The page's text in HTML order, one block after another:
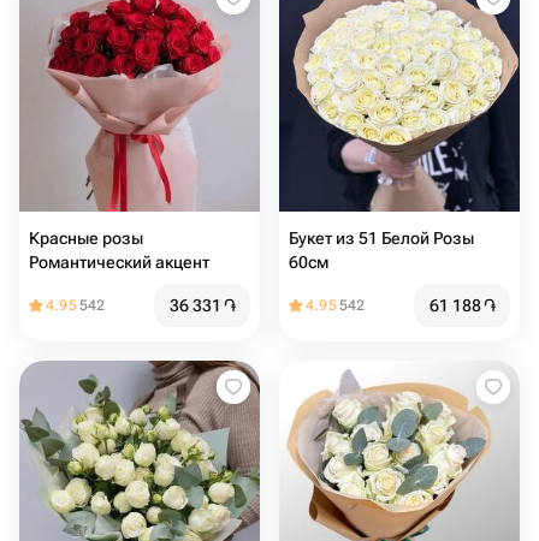
Красные розы
Романтический акцент
4.95542 36 331 ֏
Букет из 51 Белой Розы
60см
4.95542 61 188֏